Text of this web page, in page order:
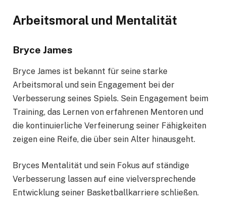
Arbeitsmoral und Mentalität
Bryce James
Bryce James ist bekannt für seine starke
Arbeitsmoral und sein Engagement bei der
Verbesserung seines Spiels. Sein Engagement beim
Training, das Lernen von erfahrenen Mentoren und
die kontinuierliche Verfeinerung seiner Fähigkeiten
zeigen eine Reife, die über sein Alter hinausgeht.
Bryces Mentalität und sein Fokus auf ständige
Verbesserung lassen auf eine vielversprechende
Entwicklung seiner Basketballkarriere schließen.